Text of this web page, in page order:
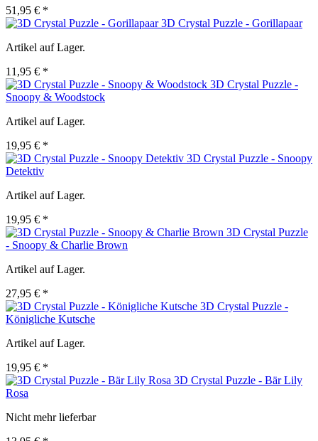
51,95 € *
3D Crystal Puzzle - Gorillapaar
Artikel auf Lager.
11,95 € *
3D Crystal Puzzle -
Snoopy & Woodstock
Artikel auf Lager.
19,95 € *
3D Crystal Puzzle - Snoopy
Detektiv
Artikel auf Lager.
19,95 € *
3D Crystal Puzzle
- Snoopy & Charlie Brown
Artikel auf Lager.
27,95 € *
3D Crystal Puzzle -
Königliche Kutsche
Artikel auf Lager.
19,95 € *
3D Crystal Puzzle - Bär Lily
Rosa
Nicht mehr lieferbar